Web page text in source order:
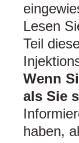
Lesen
Teil
Wenn
als Sie
haben,